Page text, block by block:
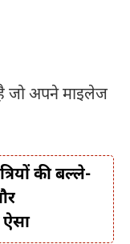
जो अपने माइलेज
की बल्ले-